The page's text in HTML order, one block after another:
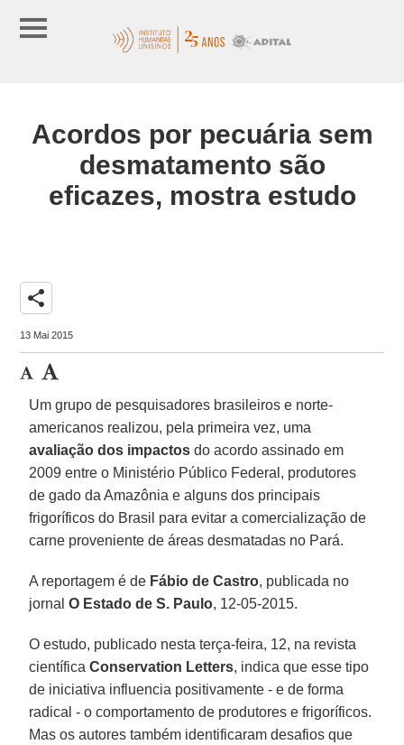
Acordos por pecuária sem
desmatamento são
eficazes, mostra estudo
share
13 Mai 2015
Um grupo de pesquisadores brasileiros e norte-
americanos realizou, pela primeira vez, uma
avaliação dos impactos do acordo assinado em
2009 entre o Ministério Público Federal, produtores
de gado da Amazônia e alguns dos principais
frigoríficos do Brasil para evitar a comercialização de
carne proveniente de áreas desmatadas no Pará.
A reportagem é de Fábio de Castro, publicada no
jornalO Estado de S. Paulo, 12-05-2015.
O estudo, publicado nesta terça-feira, 12, na revista
científicaConservation Letters, indica que esse tipo
de iniciativa influencia positivamente - e de forma
radical - o comportamento de produtores e frigoríficos.
Mas os autores também identificaram desafios que